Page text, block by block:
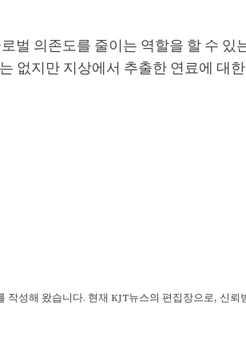
벌 의존도를 줄이는 역할을 할 수 있
없지만 지상에서 추출한 연료에 대
작성해 왔습니다. 현재 KJT뉴스의 편집장으로, 신뢰